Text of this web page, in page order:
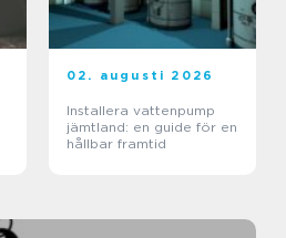
02. augusti 2026
Installera vattenpump
jämtland: en guide för en
hållbar framtid